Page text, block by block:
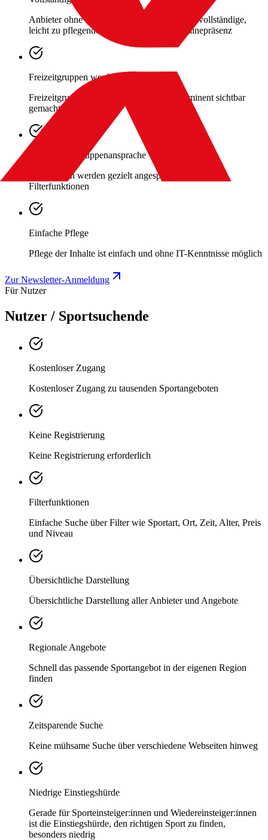
Anbieter ohne eigene Webseite erhalten eine vollständige,
leicht zu pflegende und kostengünstige Onlinepräsenz
Freizeitgruppen werden sichtbar
Freizeitgruppen werden kostenlos und prominent sichtbar
gemacht
Gezielte Zielgruppenansprache
Zielgruppen werden gezielt angesprochen über
Filterfunktionen
Einfache Pflege
Pflege der Inhalte ist einfach und ohne IT-Kenntnisse möglich
Zur Newsletter-Anmeldung
Für Nutzer
Nutzer / Sportsuchende
Kostenloser Zugang
Kostenloser Zugang zu tausenden Sportangeboten
Keine Registrierung
Keine Registrierung erforderlich
Filterfunktionen
Einfache Suche über Filter wie Sportart, Ort, Zeit, Alter, Preis
und Niveau
Übersichtliche Darstellung
Übersichtliche Darstellung aller Anbieter und Angebote
Regionale Angebote
Schnell das passende Sportangebot in der eigenen Region
finden
Zeitsparende Suche
Keine mühsame Suche über verschiedene Webseiten hinweg
Niedrige Einstiegshürde
Gerade für Sporteinsteiger:innen und Wiedereinsteiger:innen
ist die Einstiegshürde, den richtigen Sport zu finden,
besonders niedrig